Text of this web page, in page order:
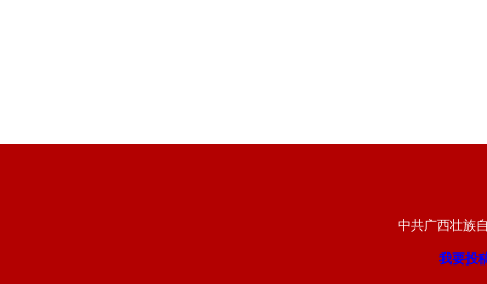
中共广西壮族
我要投